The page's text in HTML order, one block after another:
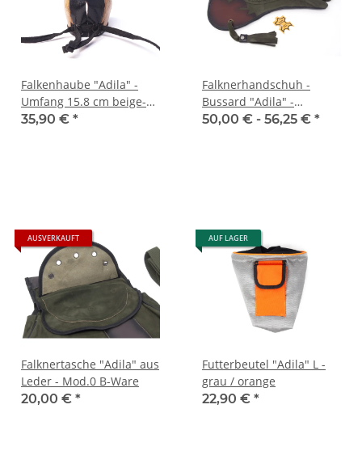
Falkenhaube "Adila" -
Umfang 15.8 cm beige-
schwarz
35,90 € *
Falknerhandschuh -
Bussard "Adila" -
Dunkelgrün / Braun
50,00 € - 56,25 € *
AUSVERKAUFT
Falknertasche "Adila" aus
Leder - Mod.0 B-Ware
20,00 € *
AUF LAGER
Futterbeutel "Adila" L -
grau / orange
22,90 € *